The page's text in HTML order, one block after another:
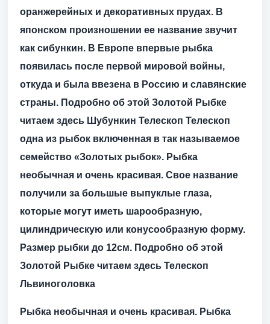
оранжерейных и декоративных прудах. В
японском произношении ее название звучит
как сибункин. В Европе впервые рыбка
появилась после первой мировой войны,
откуда и была ввезена в Россию и славянские
страны. Подробно об этой Золотой Рыбке
читаем здесь Шубункин Телескоп Телескоп
одна из рыбок включенная в так называемое
семейство «Золотых рыбок». Рыбка
необычная и очень красивая. Свое название
получили за большые выпуклые глаза,
которые могут иметь шарообразную,
цилиндрическую или конусообразную форму.
Размер рыбки до 12см. Подробно об этой
Золотой Рыбке читаем здесь Телескоп
Львиноголовка
Рыбка необычная и очень красивая. Рыбка